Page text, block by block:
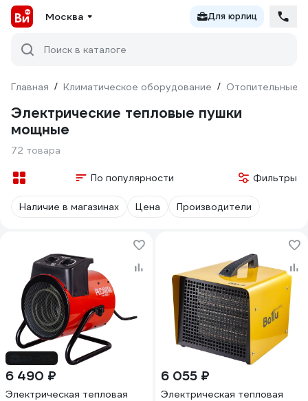
Москва Для юрлиц
Поиск в каталоге
Главная / Климатическое оборудование / Отопительные
Электрические тепловые пушки
мощные
72 товара
По популярности Фильтры
Наличие в магазинах Цена Производители
6 490 ₽
Электрическая тепловая
6 055 ₽
Электрическая тепловая